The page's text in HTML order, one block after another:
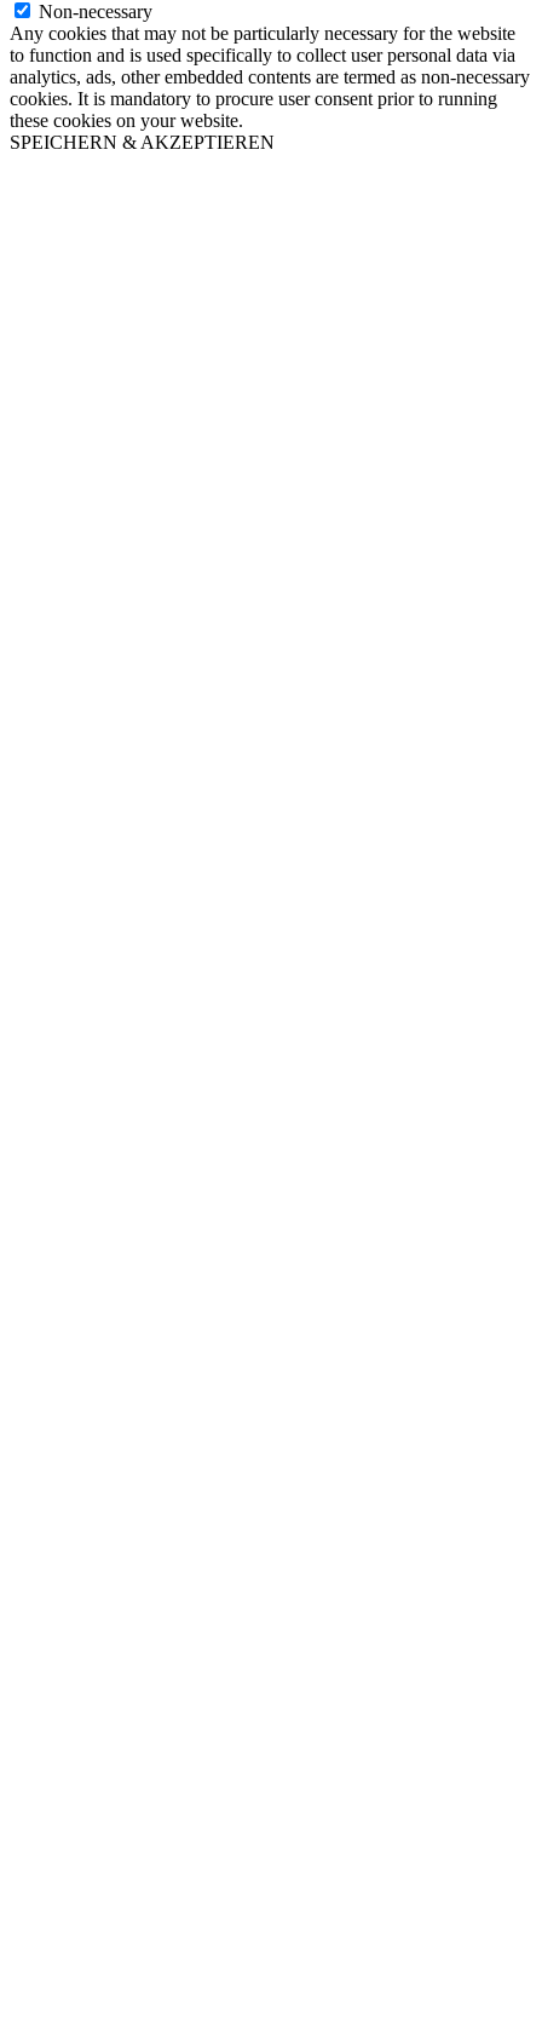
Non-necessary
Any cookies that may not be particularly necessary for the website
to function and is used specifically to collect user personal data via
analytics, ads, other embedded contents are termed as non-necessary
cookies. It is mandatory to procure user consent prior to running
these cookies on your website.
SPEICHERN & AKZEPTIEREN